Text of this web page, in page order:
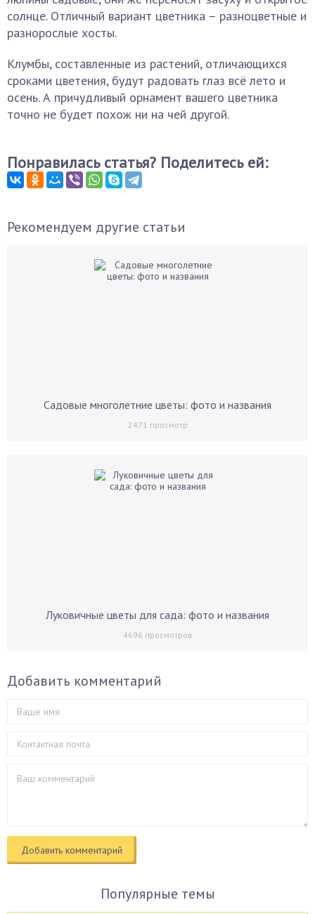
солнце. Отличный вариант цветника – разноцветные и
разнорослые хосты.
Клумбы, составленные из растений, отличающихся
сроками цветения, будут радовать глаз всё лето и
осень. А причудливый орнамент вашего цветника
точно не будет похож ни на чей другой.
Понравилась статья? Поделитесь ей:
Рекомендуем другие статьи
Садовые многолетние цветы: фото и названия
2471 просмотр
Луковичные цветы для сада: фото и названия
4696 просмотров
Добавить комментарий
Популярные темы